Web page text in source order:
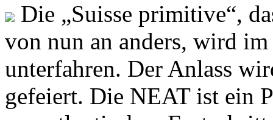
Die „Suisse primitive“,
von nun an anders, wird
unterfahren. Der Anlass
gefeiert. Die NEAT ist ein